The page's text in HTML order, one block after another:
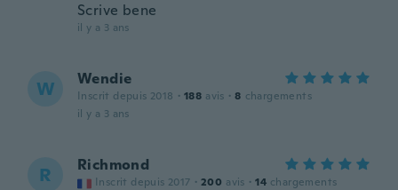
Scrive bene
il y a 3 ans
W Wendie
Inscrit depuis 2018 · 188 avis · 8 chargements
il y a 3 ans
R Richmond
Inscrit depuis 2017 · 200 avis · 14 chargements